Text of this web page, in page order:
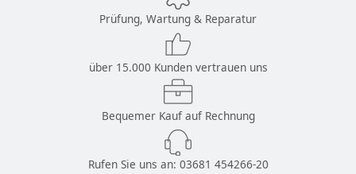
Prüfung, Wartung & Reparatur
über 15.000 Kunden vertrauen uns
Bequemer Kauf auf Rechnung
Rufen Sie uns an: 03681 454266-20